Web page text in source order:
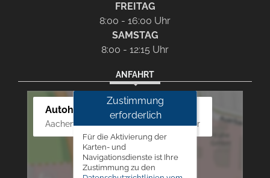
FREITAG
8:00 - 16:00 Uhr
SAMSTAG
8:00 - 12:15 Uhr
ANFAHRT
Autohaus Westphal
Aachener Str. 84 - 88, 52249 Eschweiler
Zustimmung
erforderlich
Für die Aktivierung der
Karten- und
Navigationsdienste ist Ihre
Zustimmung zu den